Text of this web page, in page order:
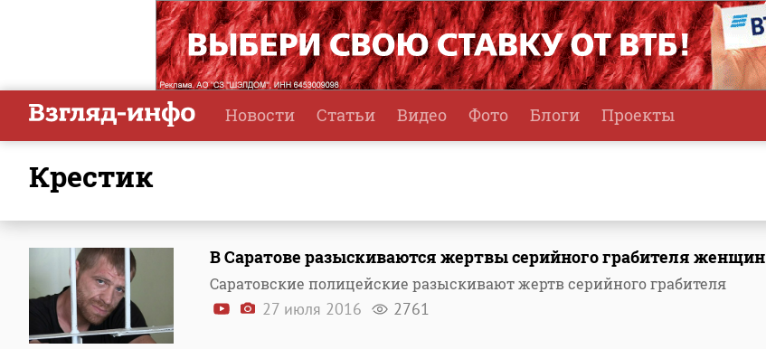
Новости Статьи Видео Фото Блоги Проекты
крестик
В Саратове разыскиваются жертвы серийного грабителя женщин
Саратовские полицейские разыскивают жертв серийного грабителя
27 июля 2016 2761